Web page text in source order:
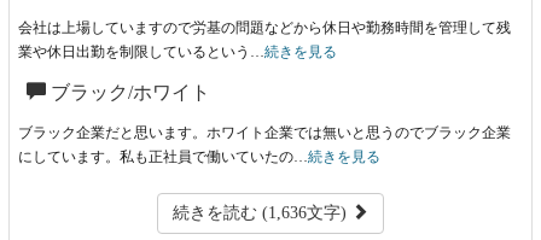
会社は上場していますので労基の問題などから休日や勤務時間を管理して残
業や休日出勤を制限しているという… 続きを見る
ブラック/ホワイト
ブラック企業だと思います。ホワイト企業では無いと思うのでブラック企業
にしています。私も正社員で働いていたの… 続きを見る
続きを読む (1,636文字)